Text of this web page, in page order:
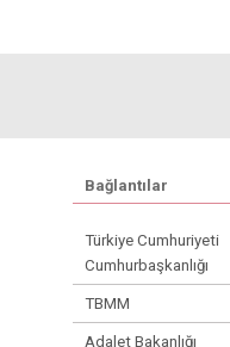
Bağlantılar
Türkiye Cumhuriyeti
Cumhurbaşkanlığı
TBMM
Adalet Bakanlığı